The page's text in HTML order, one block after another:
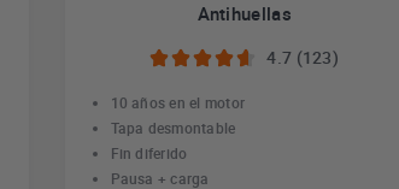
Antihuellas
4.7 (123)
10 años en el motor
Tapa desmontable
Fin diferido
Pausa + carga